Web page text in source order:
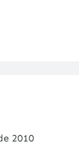
2010